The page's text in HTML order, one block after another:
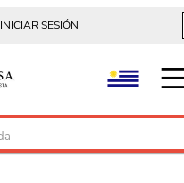
INICIAR SESIÓN